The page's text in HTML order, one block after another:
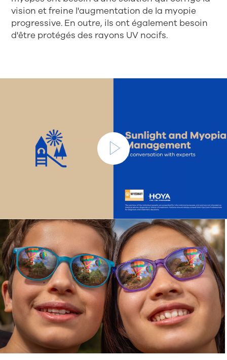
vision et freine l'augmentation de la myopie
progressive. En outre, ils ont également besoin
d'être protégés des rayons UV nocifs.